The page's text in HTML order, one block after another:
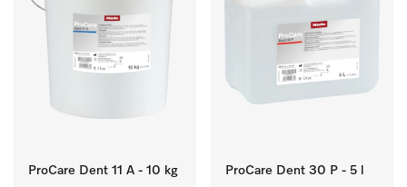
ProCare Dent 11 A - 10 kg ProCare Dent 30 P - 5 l